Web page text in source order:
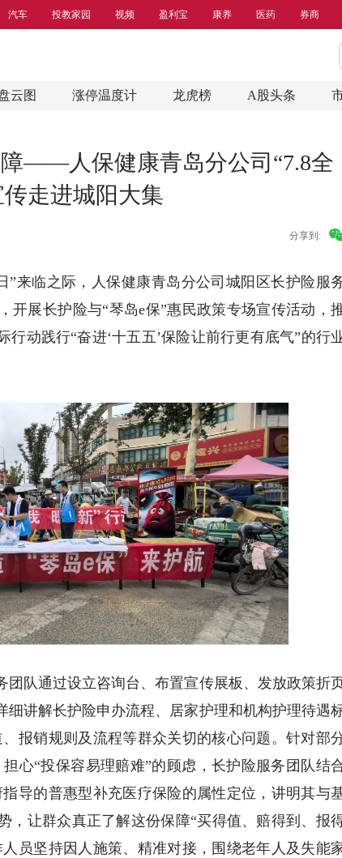
汽车 投教家园 视频 盈利宝 康养 医药 券商
云图 涨停温度计 龙虎榜 A股头条
——人保健康青岛分公司“7.8全
走进城阳大集
分享到:
”来临之际，人保健康青岛分公司城阳区长护险服
开展长护险与“琴岛e保”惠民政策专场宣传活动，
动践行“奋进‘十五五’保险让前行更有底气”的行
团队通过设立咨询台、布置宣传展板、发放政策折
讲解长护险申办流程、居家护理和机构护理待遇
报销规则及流程等群众关切的核心问题。针对部
心“投保容易理赔难”的顾虑，长护险服务团队结
导的普惠型补充医疗保险的属性定位，讲明其与
，让群众真正了解这份保障“买得值、赔得到、报
员坚持因人施策、精准对接，围绕老年人及失能